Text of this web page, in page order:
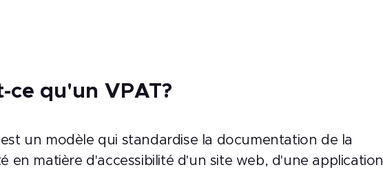
ce qu'un VPAT?
est un modèle qui standardise la documentation de la
en matière d'accessibilité d'un site web, d'une application